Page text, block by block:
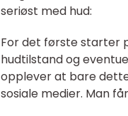
seriøst med hud:
For det første starter
hudtilstand og
opplever at bare
sosiale medier. Man